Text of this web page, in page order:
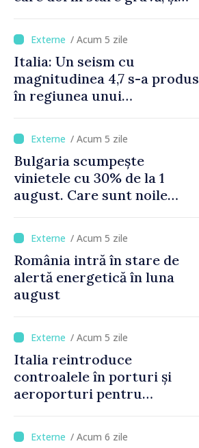
/ Acum 5 zile
Italia: Un seism cu
magnitudinea 4,7 s-a produs
în regiunea unui
de Napoli
/ Acum 5 zile
Bulgaria scumpește
vinietele cu 30% de la 1
august. Care sunt noile
/ Acum 5 zile
România intră în stare de
alertă energetică în luna
august
/ Acum 5 zile
Italia reintroduce
controalele în porturi și
aeroporturi pentru
crizei migranților din Ceuta
/ Acum 6 zile